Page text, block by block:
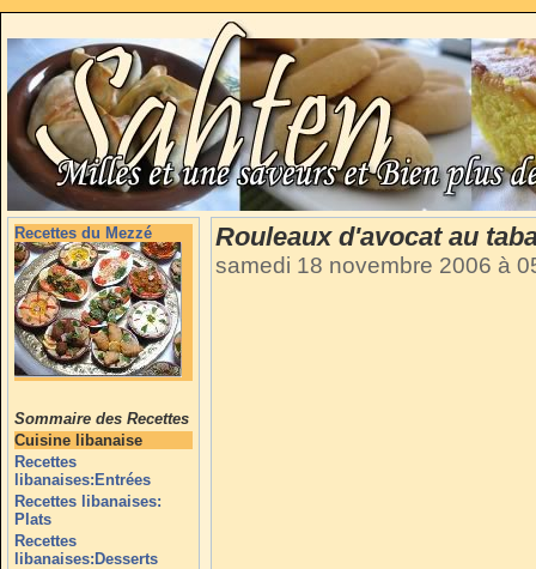
Recettes du Mezzé
Sommaire des Recettes
Cuisine libanaise
Recettes
libanaises:Entrées
Recettes libanaises:
Plats
Recettes
libanaises:Desserts
Rouleaux d'avocat au
samedi 18 novembre 2006 à